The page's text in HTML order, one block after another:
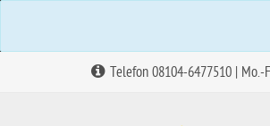
Telefon 08104-6477510 | Mo.-